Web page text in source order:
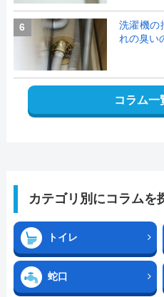
6
洗濯機の
れの臭い
コラム一
カテゴリ別にコラムを
トイレ
蛇口